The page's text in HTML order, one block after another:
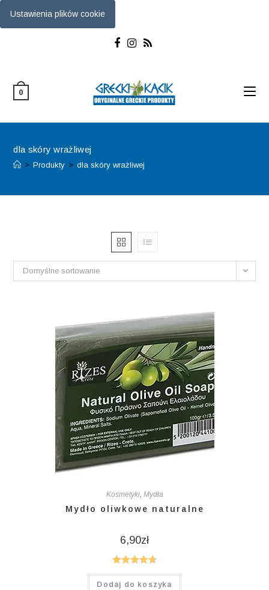
Ustawienia plików cookie
0
dla skóry wrażliwej
> Produkty > dla skóry wrażliwej
Domyślne sortowanie
Kosmetyki, Mydła
Mydło oliwkowe naturalne
6,90zł
Oceniono
4.75na 5
Dodaj do koszyka